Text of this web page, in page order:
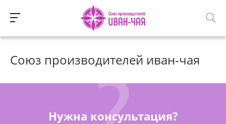
Союз производителей иван-чая
Нужна консультация?